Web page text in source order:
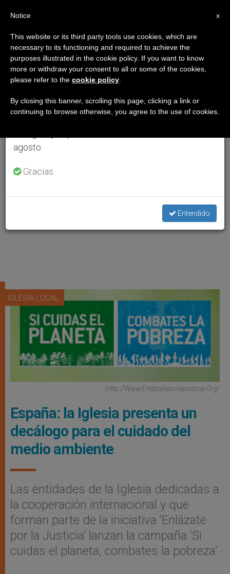
IGLESIA LOCAL
Http://www.enlazateporlajusticia.org/
España: la Iglesia presenta un
decálogo para el cuidado del
medio ambiente
Las entidades de la Iglesia dedicadas a
la cooperación internacional y que
forman parte de la iniciativa ‘Enlázate
por la Justicia’ lanzan la campaña ‘Si
cuidas el planeta, combates la pobreza’
×
Aviso importante
Del 27 de julio al 7 de agosto haremos la pausa
anual, aprovechando que en el periodo de verano
se generan menos informaciones y también el
agosto.
Gracias.
Entendido
x
Notice
This website or its third party tools use cookies, which are
necessary to its functioning and required to achieve the
purposes illustrated in the cookie policy. If you want to know
more or withdraw your consent to all or some of the cookies,
please refer to the cookie policy
By closing this banner, scrolling this page, clicking a link or
continuing to browse otherwise, you agree to the use of cookies.